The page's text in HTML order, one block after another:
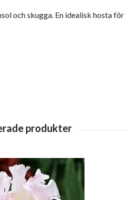
och skugga. En idealisk hosta för